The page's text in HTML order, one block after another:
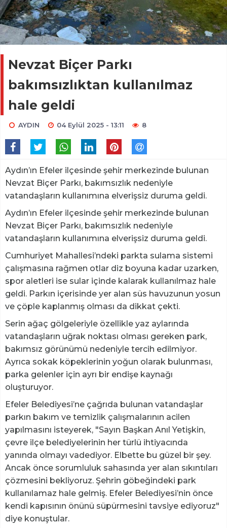
Nevzat Biçer Parkı
bakımsızlıktan kullanılmaz
hale geldi
AYDIN 04 Eylül 2025 - 13:11 8
Aydın’ın Efeler ilçesinde şehir merkezinde bulunan
Nevzat Biçer Parkı, bakımsızlık nedeniyle
vatandaşların kullanımına elverişsiz duruma geldi.
Aydın’ın Efeler ilçesinde şehir merkezinde bulunan
Nevzat Biçer Parkı, bakımsızlık nedeniyle
vatandaşların kullanımına elverişsiz duruma geldi.
Cumhuriyet Mahallesi’ndeki parkta sulama sistemi
çalışmasına rağmen otlar diz boyuna kadar uzarken,
spor aletleri ise sular içinde kalarak kullanılmaz hale
geldi. Parkın içerisinde yer alan süs havuzunun yosun
ve çöple kaplanmış olması da dikkat çekti.
Serin ağaç gölgeleriyle özellikle yaz aylarında
vatandaşların uğrak noktası olması gereken park,
bakımsız görünümü nedeniyle tercih edilmiyor.
Ayrıca sokak köpeklerinin yoğun olarak bulunması,
parka gelenler için ayrı bir endişe kaynağı
oluşturuyor.
Efeler Belediyesi’ne çağrıda bulunan vatandaşlar
parkın bakım ve temizlik çalışmalarının acilen
yapılmasını isteyerek, "Sayın Başkan Anıl Yetişkin,
çevre ilçe belediyelerinin her türlü ihtiyacında
yanında olmayı vadediyor. Elbette bu güzel bir şey.
Ancak önce sorumluluk sahasında yer alan sıkıntıları
çözmesini bekliyoruz. Şehrin göbeğindeki park
kullanılamaz hale gelmiş. Efeler Belediyesi’nin önce
kendi kapısının önünü süpürmesini tavsiye ediyoruz"
diye konuştular.